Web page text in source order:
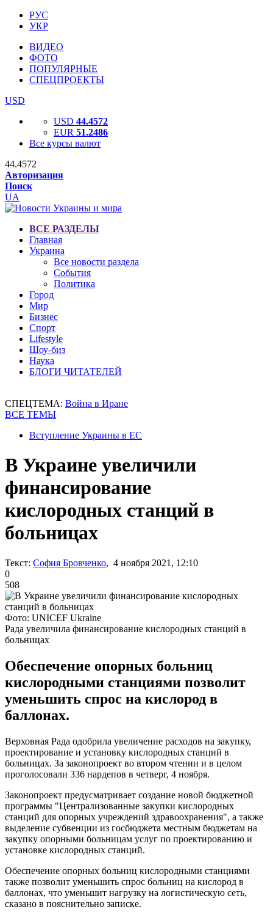
РУС
УКР
ВИДЕО
ФОТО
ПОПУЛЯРНЫЕ
СПЕЦПРОЕКТЫ
USD
USD 44.4572
EUR 51.2486
Все курсы валют
44.4572
Авторизация
Поиск
UA
ВСЕ РАЗДЕЛЫ
Главная
Украина
Все новости раздела
События
Политика
Город
Мир
Бизнес
Спорт
Lifestyle
Шоу-биз
Наука
БЛОГИ ЧИТАТЕЛЕЙ
СПЕЦТЕМА: Война в Иране
ВСЕ ТЕМЫ
Вступление Украины в ЕС
В Украине увеличили
финансирование
кислородных станций в
больницах
Текст: София Бровченко, 4 ноября 2021, 12:10
0
508
Фото: UNICEF Ukraine
Рада увеличила финансирование кислородных станций в
больницах
Обеспечение опорных больниц
кислородными станциями позволит
уменьшить спрос на кислород в
баллонах.
Верховная Рада одобрила увеличение расходов на закупку,
проектирование и установку кислородных станций в
больницах. За законопроект во втором чтении и в целом
проголосовали 336 нардепов в четверг, 4 ноября.
Законопроект предусматривает создание новой бюджетной
программы "Централизованные закупки кислородных
станций для опорных учреждений здравоохранения", а также
выделение субвенции из госбюджета местным бюджетам на
закупку опорными больницам услуг по проектированию и
установке кислородных станций.
Обеспечение опорных больниц кислородными станциями
также позволит уменьшить спрос больниц на кислород в
баллонах, что уменьшит нагрузку на логистическую сеть,
сказано в пояснительно записке.